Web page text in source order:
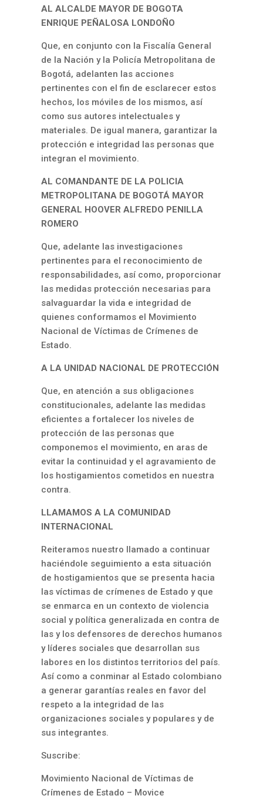
AL ALCALDE MAYOR DE BOGOTA
ENRIQUE PEÑALOSA LONDOÑO
Que, en conjunto con la Fiscalía General
de la Nación y la Policía Metropolitana de
Bogotá, adelanten las acciones
pertinentes con el fin de esclarecer estos
hechos, los móviles de los mismos, así
como sus autores intelectuales y
materiales. De igual manera, garantizar la
protección e integridad las personas que
integran el movimiento.
AL COMANDANTE DE LA POLICIA
METROPOLITANA DE BOGOTÁ MAYOR
GENERAL HOOVER ALFREDO PENILLA
ROMERO
Que, adelante las investigaciones
pertinentes para el reconocimiento de
responsabilidades, así como, proporcionar
las medidas protección necesarias para
salvaguardar la vida e integridad de
quienes conformamos el Movimiento
Nacional de Víctimas de Crímenes de
Estado.
A LA UNIDAD NACIONAL DE PROTECCIÓN
Que, en atención a sus obligaciones
constitucionales, adelante las medidas
eficientes a fortalecer los niveles de
protección de las personas que
componemos el movimiento, en aras de
evitar la continuidad y el agravamiento de
los hostigamientos cometidos en nuestra
contra.
LLAMAMOS A LA COMUNIDAD
INTERNACIONAL
Reiteramos nuestro llamado a continuar
haciéndole seguimiento a esta situación
de hostigamientos que se presenta hacia
las víctimas de crímenes de Estado y que
se enmarca en un contexto de violencia
social y política generalizada en contra de
las y los defensores de derechos humanos
y líderes sociales que desarrollan sus
labores en los distintos territorios del país.
Así como a conminar al Estado colombiano
a generar garantías reales en favor del
respeto a la integridad de las
organizaciones sociales y populares y de
sus integrantes.
Suscribe:
Movimiento Nacional de Víctimas de
Crímenes de Estado – Movice